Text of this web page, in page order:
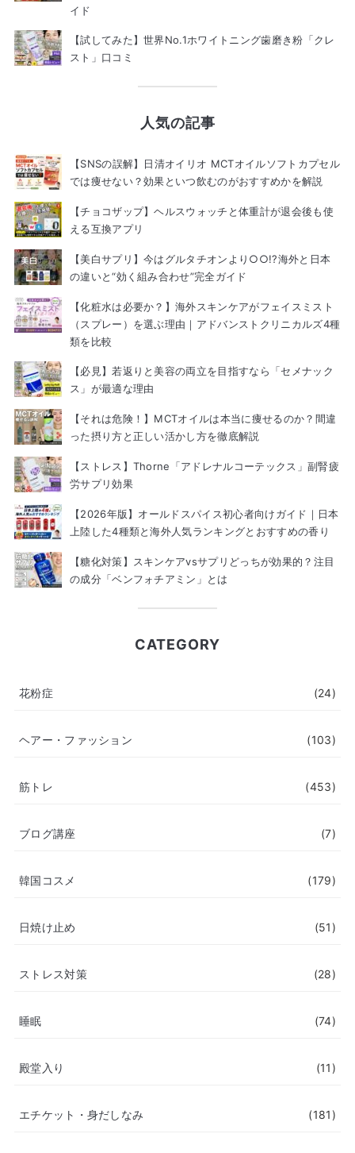
イド
【試してみた】世界No.1ホワイトニング歯磨き粉「クレ
スト」口コミ
人気の記事
【SNSの誤解】日清オイリオ MCTオイルソフトカプセル
では痩せない？効果といつ飲むのがおすすめかを解説
【チョコザップ】ヘルスウォッチと体重計が退会後も使
える互換アプリ
【美白サプリ】今はグルタチオンより○○!?海外と日本
の違いと“効く組み合わせ”完全ガイド
【化粧水は必要か？】海外スキンケアがフェイスミスト
（スプレー）を選ぶ理由｜アドバンストクリニカルズ4種
類を比較
【必見】若返りと美容の両立を目指すなら「セメナック
ス」が最適な理由
【それは危険！】MCTオイルは本当に痩せるのか？間違
った摂り方と正しい活かし方を徹底解説
【ストレス】Thorne「アドレナルコーテックス」副腎疲
労サプリ効果
【2026年版】オールドスパイス初心者向けガイド｜日本
上陸した4種類と海外人気ランキングとおすすめの香り
【糖化対策】スキンケアvsサプリどっちが効果的？注目
の成分「ベンフォチアミン」とは
CATEGORY
花粉症 (24)
ヘアー・ファッション (103)
筋トレ (453)
ブログ講座 (7)
韓国コスメ (179)
日焼け止め (51)
ストレス対策 (28)
睡眠 (74)
殿堂入り (11)
エチケット・身だしなみ (181)